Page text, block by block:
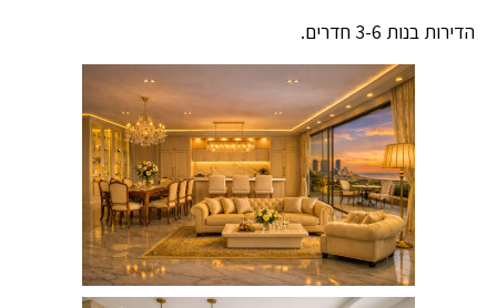
הדירות בנות 3-6 חדרים.